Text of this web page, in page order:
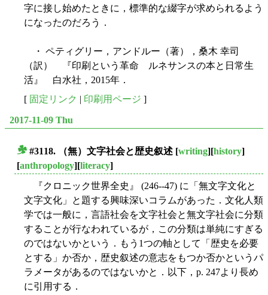
字に接し始めたときに，標準的な綴字が求められるよう
になったのだろう．
・ ペティグリー，アンドルー（著），桑木 幸司
（訳） 『印刷という革命 ルネサンスの本と日常生
活』 白水社，2015年．
[ 固定リンク | 印刷用ページ ]
2017-11-09 Thu
#3118. （無）文字社会と歴史叙述 [writing][history]
[anthropology][literacy]
『クロニック世界全史』 (246--47) に「無文字文化と
文字文化」と題する興味深いコラムがあった．文化人類
学では一般に，言語社会を文字社会と無文字社会に分類
することが行なわれているが，この分類は単純にすぎる
のではないかという．もう1つの軸として「歴史を必要
とする」か否か，歴史叙述の意志をもつか否かというパ
ラメータがあるのではないかと．以下，p. 247より長め
に引用する．